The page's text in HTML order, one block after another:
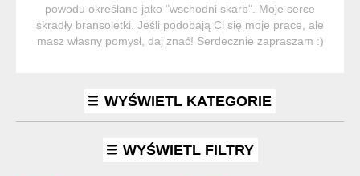
powodu określane jako "wschodni skarb". Moje serce
skradły bransoletki. Jeśli podobają Ci się moje prace, ale
masz własny pomysł, daj znać! Serdecznie zapraszam :)
WYŚWIETL KATEGORIE
WYŚWIETL FILTRY